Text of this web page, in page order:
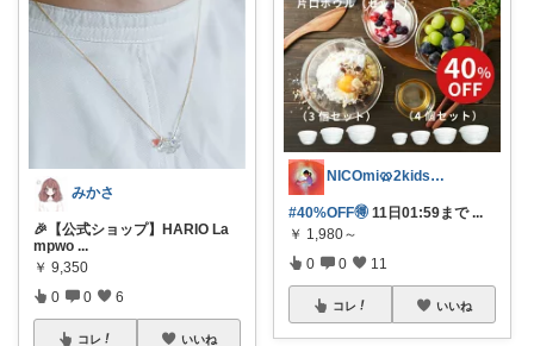
みかさ
🎉【公式ショップ】HARIO La
mpwo ...
￥ 9,350
0 0 6
コレ いいね
NICOmi🥨2kidsママ👦👧
#40%OFF🉐 11日01:59まで...
￥ 1,980～
0 0 11
コレ いいね